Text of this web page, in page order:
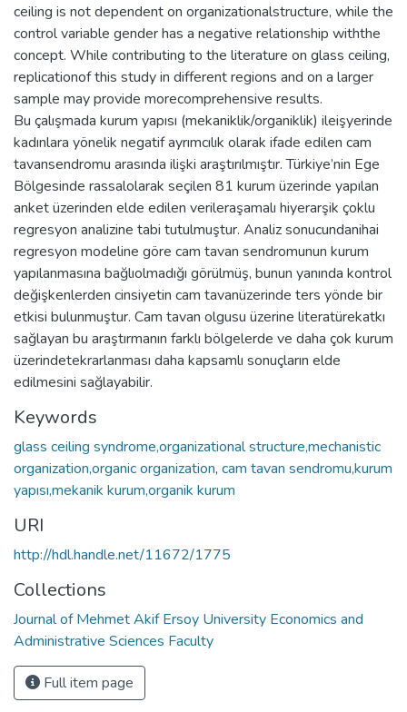
ceiling is not dependent on organizationalstructure, while the
control variable gender has a negative relationship withthe
concept. While contributing to the literature on glass ceiling,
replicationof this study in different regions and on a larger
sample may provide morecomprehensive results.
Bu çalışmada kurum yapısı (mekaniklik/organiklik) ileişyerinde
kadınlara yönelik negatif ayrımcılık olarak ifade edilen cam
tavansendromu arasında ilişki araştırılmıştır. Türkiye’nin Ege
Bölgesinde rassalolarak seçilen 81 kurum üzerinde yapılan
anket üzerinden elde edilen verileraşamalı hiyerarşik çoklu
regresyon analizine tabi tutulmuştur. Analiz sonucundanihai
regresyon modeline göre cam tavan sendromunun kurum
yapılanmasına bağlıolmadığı görülmüş, bunun yanında kontrol
değişkenlerden cinsiyetin cam tavanüzerinde ters yönde bir
etkisi bulunmuştur. Cam tavan olgusu üzerine literatürekatkı
sağlayan bu araştırmanın farklı bölgelerde ve daha çok kurum
üzerindetekrarlanması daha kapsamlı sonuçların elde
edilmesini sağlayabilir.
Keywords
glass ceiling syndrome,organizational structure,mechanistic
organization,organic organization, cam tavan sendromu,kurum
yapısı,mekanik kurum,organik kurum
URI
http://hdl.handle.net/11672/1775
Collections
Journal of Mehmet Akif Ersoy University Economics and
Administrative Sciences Faculty
Full item page